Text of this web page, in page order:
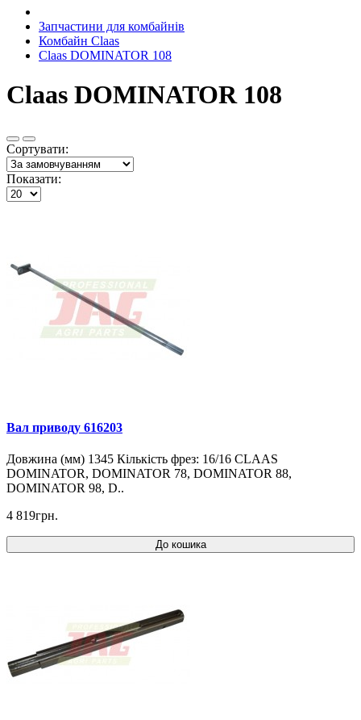
Запчастини для комбайнів
Комбайн Claas
Claas DOMINATOR 108
Claas DOMINATOR 108
Сортувати:
Показати:
Вал приводу 616203
Довжина (мм) 1345 Кількість фрез: 16/16 CLAAS
DOMINATOR, DOMINATOR 78, DOMINATOR 88,
DOMINATOR 98, D..
4 819грн.
До кошика